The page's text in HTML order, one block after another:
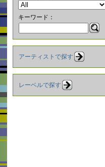
キーワード：
アーティストで探す
レーベルで探す